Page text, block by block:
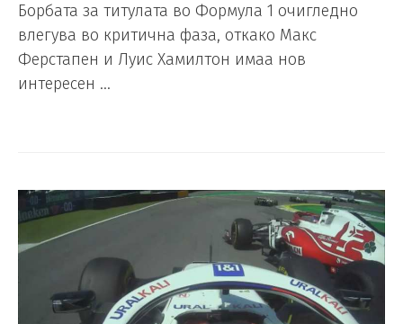
Борбата за титулата во Формула 1 очигледно
влегува во критична фаза, откако Макс
Ферстапен и Луис Хамилтон имаа нов
интересен …